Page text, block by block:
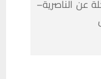
عن الناصرية–